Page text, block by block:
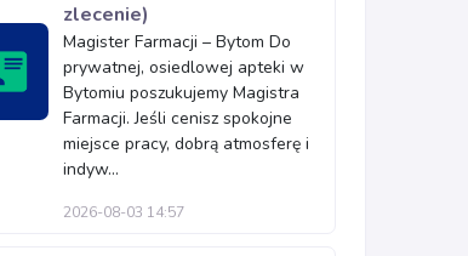
zlecenie)
Magister Farmacji – Bytom Do
prywatnej, osiedlowej apteki w
Bytomiu poszukujemy Magistra
Farmacji. Jeśli cenisz spokojne
miejsce pracy, dobrą atmosferę i
indyw...
2026-08-03 14:57